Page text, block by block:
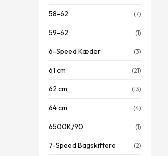
58-62 (7)
59-62 (1)
6-Speed Kæder (3)
61 cm (21)
62 cm (13)
64 cm (4)
6500K/90 (1)
7-Speed Bagskiftere (2)